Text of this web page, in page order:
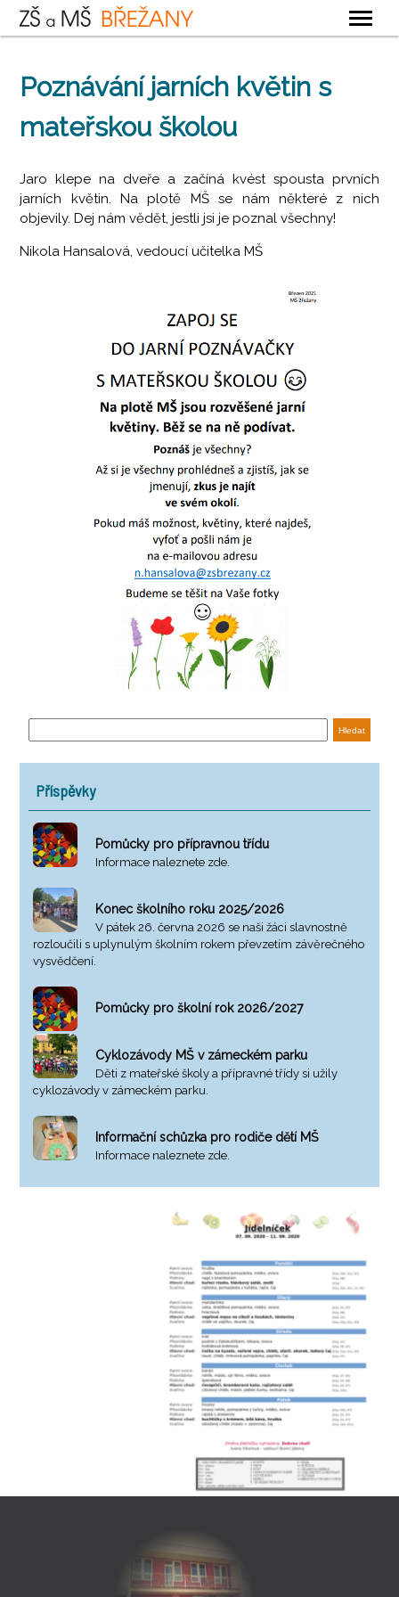
ZÁKLADNÍ ŠKOLA
MATEŘSKÁ ŠKOLA
ŠKOLNÍ JÍDELNA
Poznávání jarních květin s
mateřskou školou
Jaro klepe na dveře a začíná kvést spousta prvních
jarních květin. Na plotě MŠ se nám některé z nich
objevily. Dej nám vědět, jestli jsi je poznal všechny!
Nikola Hansalová, vedoucí učitelka MŠ
Příspěvky
Pomůcky pro přípravnou třídu
Informace naleznete zde.
Konec školního roku 2025/2026
V pátek 26. června 2026 se naši žáci slavnostně
rozloučili s uplynulým školním rokem převzetím závěrečného
vysvědčení.
Pomůcky pro školní rok 2026/2027
Cyklozávody MŠ v zámeckém parku
Děti z mateřské školy a přípravné třídy si užily
cyklozávody v zámeckém parku.
Informační schůzka pro rodiče dětí MŠ
Informace naleznete zde.